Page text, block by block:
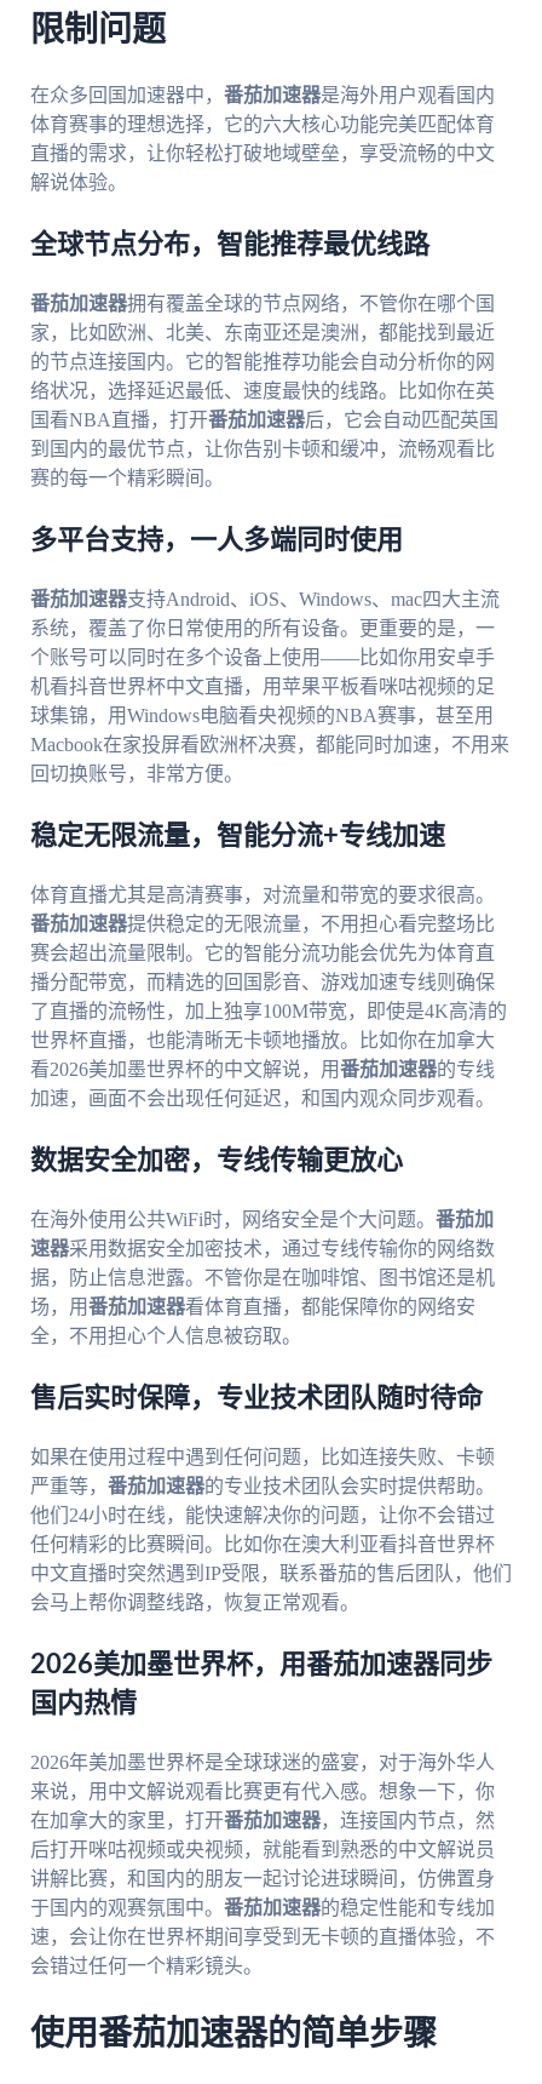
限制问题
在众多回国加速器中， 番茄加速器是海外用户观看国内
体育赛事的理想选择，它的六大核心功能完美匹配体育
直播的需求，让你轻松打破地域壁垒，享受流畅的中文
解说体验。
全球节点分布，智能推荐最优线路
番茄加速器拥有覆盖全球的节点网络，不管你在哪个国
家，比如欧洲、北美、东南亚还是澳洲，都能找到最近
的节点连接国内。它的智能推荐功能会自动分析你的网
络状况，选择延迟最低、速度最快的线路。比如你在英
国看NBA直播，打开番茄加速器后，它会自动匹配英国
到国内的最优节点，让你告别卡顿和缓冲，流畅观看比
赛的每一个精彩瞬间。
多平台支持，一人多端同时使用
番茄加速器支持Android、iOS、Windows、mac四大主流
系统，覆盖了你日常使用的所有设备。更重要的是，一
个账号可以同时在多个设备上使用——比如你用安卓手
机看抖音世界杯中文直播，用苹果平板看咪咕视频的足
球集锦，用Windows电脑看央视频的NBA赛事，甚至用
Macbook在家投屏看欧洲杯决赛，都能同时加速，不用来
回切换账号，非常方便。
稳定无限流量，智能分流+专线加速
体育直播尤其是高清赛事，对流量和带宽的要求很高。
番茄加速器提供稳定的无限流量，不用担心看完整场比
赛会超出流量限制。它的智能分流功能会优先为体育直
播分配带宽，而精选的回国影音、游戏加速专线则确保
了直播的流畅性，加上独享100M带宽，即使是4K高清的
世界杯直播，也能清晰无卡顿地播放。比如你在加拿大
看2026美加墨世界杯的中文解说，用番茄加速器的专线
加速，画面不会出现任何延迟，和国内观众同步观看。
数据安全加密，专线传输更放心
在海外使用公共WiFi时，网络安全是个大问题。 番茄加
速器采用数据安全加密技术，通过专线传输你的网络数
据，防止信息泄露。不管你是在咖啡馆、图书馆还是机
场，用番茄加速器看体育直播，都能保障你的网络安
全，不用担心个人信息被窃取。
售后实时保障，专业技术团队随时待命
如果在使用过程中遇到任何问题，比如连接失败、卡顿
严重等， 番茄加速器的专业技术团队会实时提供帮助。
他们24小时在线，能快速解决你的问题，让你不会错过
任何精彩的比赛瞬间。比如你在澳大利亚看抖音世界杯
中文直播时突然遇到IP受限，联系番茄的售后团队，他们
会马上帮你调整线路，恢复正常观看。
2026美加墨世界杯，用番茄加速器同步
国内热情
2026年美加墨世界杯是全球球迷的盛宴，对于海外华人
来说，用中文解说观看比赛更有代入感。想象一下，你
在加拿大的家里，打开番茄加速器，连接国内节点，然
后打开咪咕视频或央视频，就能看到熟悉的中文解说员
讲解比赛，和国内的朋友一起讨论进球瞬间，仿佛置身
于国内的观赛氛围中。 番茄加速器的稳定性能和专线加
速，会让你在世界杯期间享受到无卡顿的直播体验，不
会错过任何一个精彩镜头。
使用番茄加速器的简单步骤